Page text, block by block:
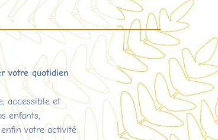
votre quotidien
accessible et
enfants,
enfin votre activité